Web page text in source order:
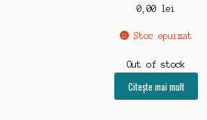
0,00 lei
Stoc epuizat
Out of stock
Citește mai mult